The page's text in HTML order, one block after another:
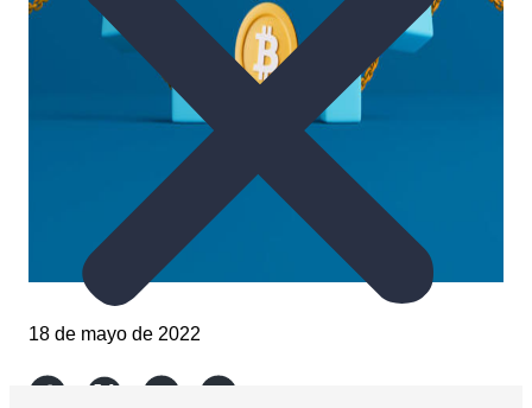
18 de mayo de 2022